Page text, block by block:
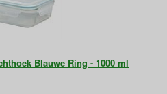
Blauwe Ring - 1000 ml